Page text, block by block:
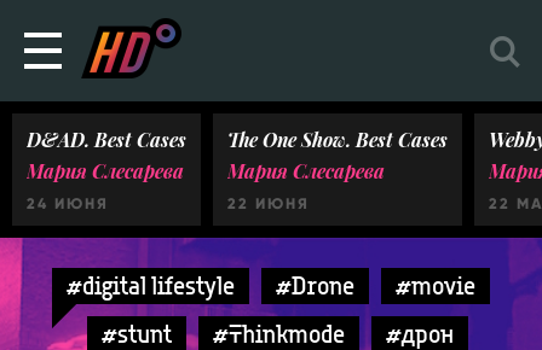
D&AD. Best Cases
Мария Слесарева
24 ИЮНЯ
The One Show. Best Cases
Мария Слесарева
22 ИЮНЯ 22
#digital lifestyle #Drone
#movie
#stunt
#Thinkmode
#дрон